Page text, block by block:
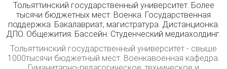
Тольяттинский государственный университет. Более
тысячи бюджетных мест. Военка. Государственная
поддержка. Бакалавриат, магистратура. Дистанционка.
ДПО. Общежития. Бассейн. Студенческий медиахолдинг.
Тольяттинский государственный университет - свыше
1000тысячи бюджетный мест. Военкавоенная кафедра.